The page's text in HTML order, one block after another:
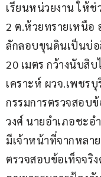
เรียนหน่วยงาน ให้
2 ต.ห้วยทรายเหนือ
ลักลอบขุนดินเป็นบ่อ
20 เมตร กว้างนับสิ
เคราะห์ ผวจ.เพชร
กรรมการตรวจสอบ
วงศ์ นายอำเภอชะ
มีเจ้าหน้าที่จากหลา
ตรวจสอบข้อเท็จจริ